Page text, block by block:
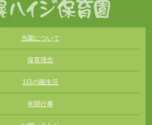
当園について
保育理念
1日の園生活
年間行事